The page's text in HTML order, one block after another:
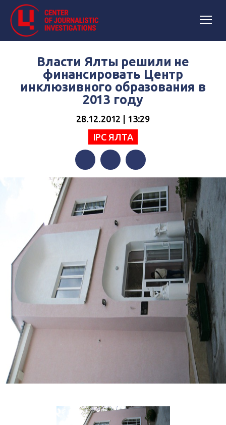
Власти Ялты решили не
финансировать Центр
инклюзивного образования в
2013 году
28.12.2012 | 13:29
IPC ЯЛТА
FacebookTwitterTelegram